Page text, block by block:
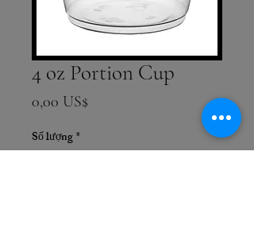
4 oz Portion Cup
0,00 US$
Số lượng*